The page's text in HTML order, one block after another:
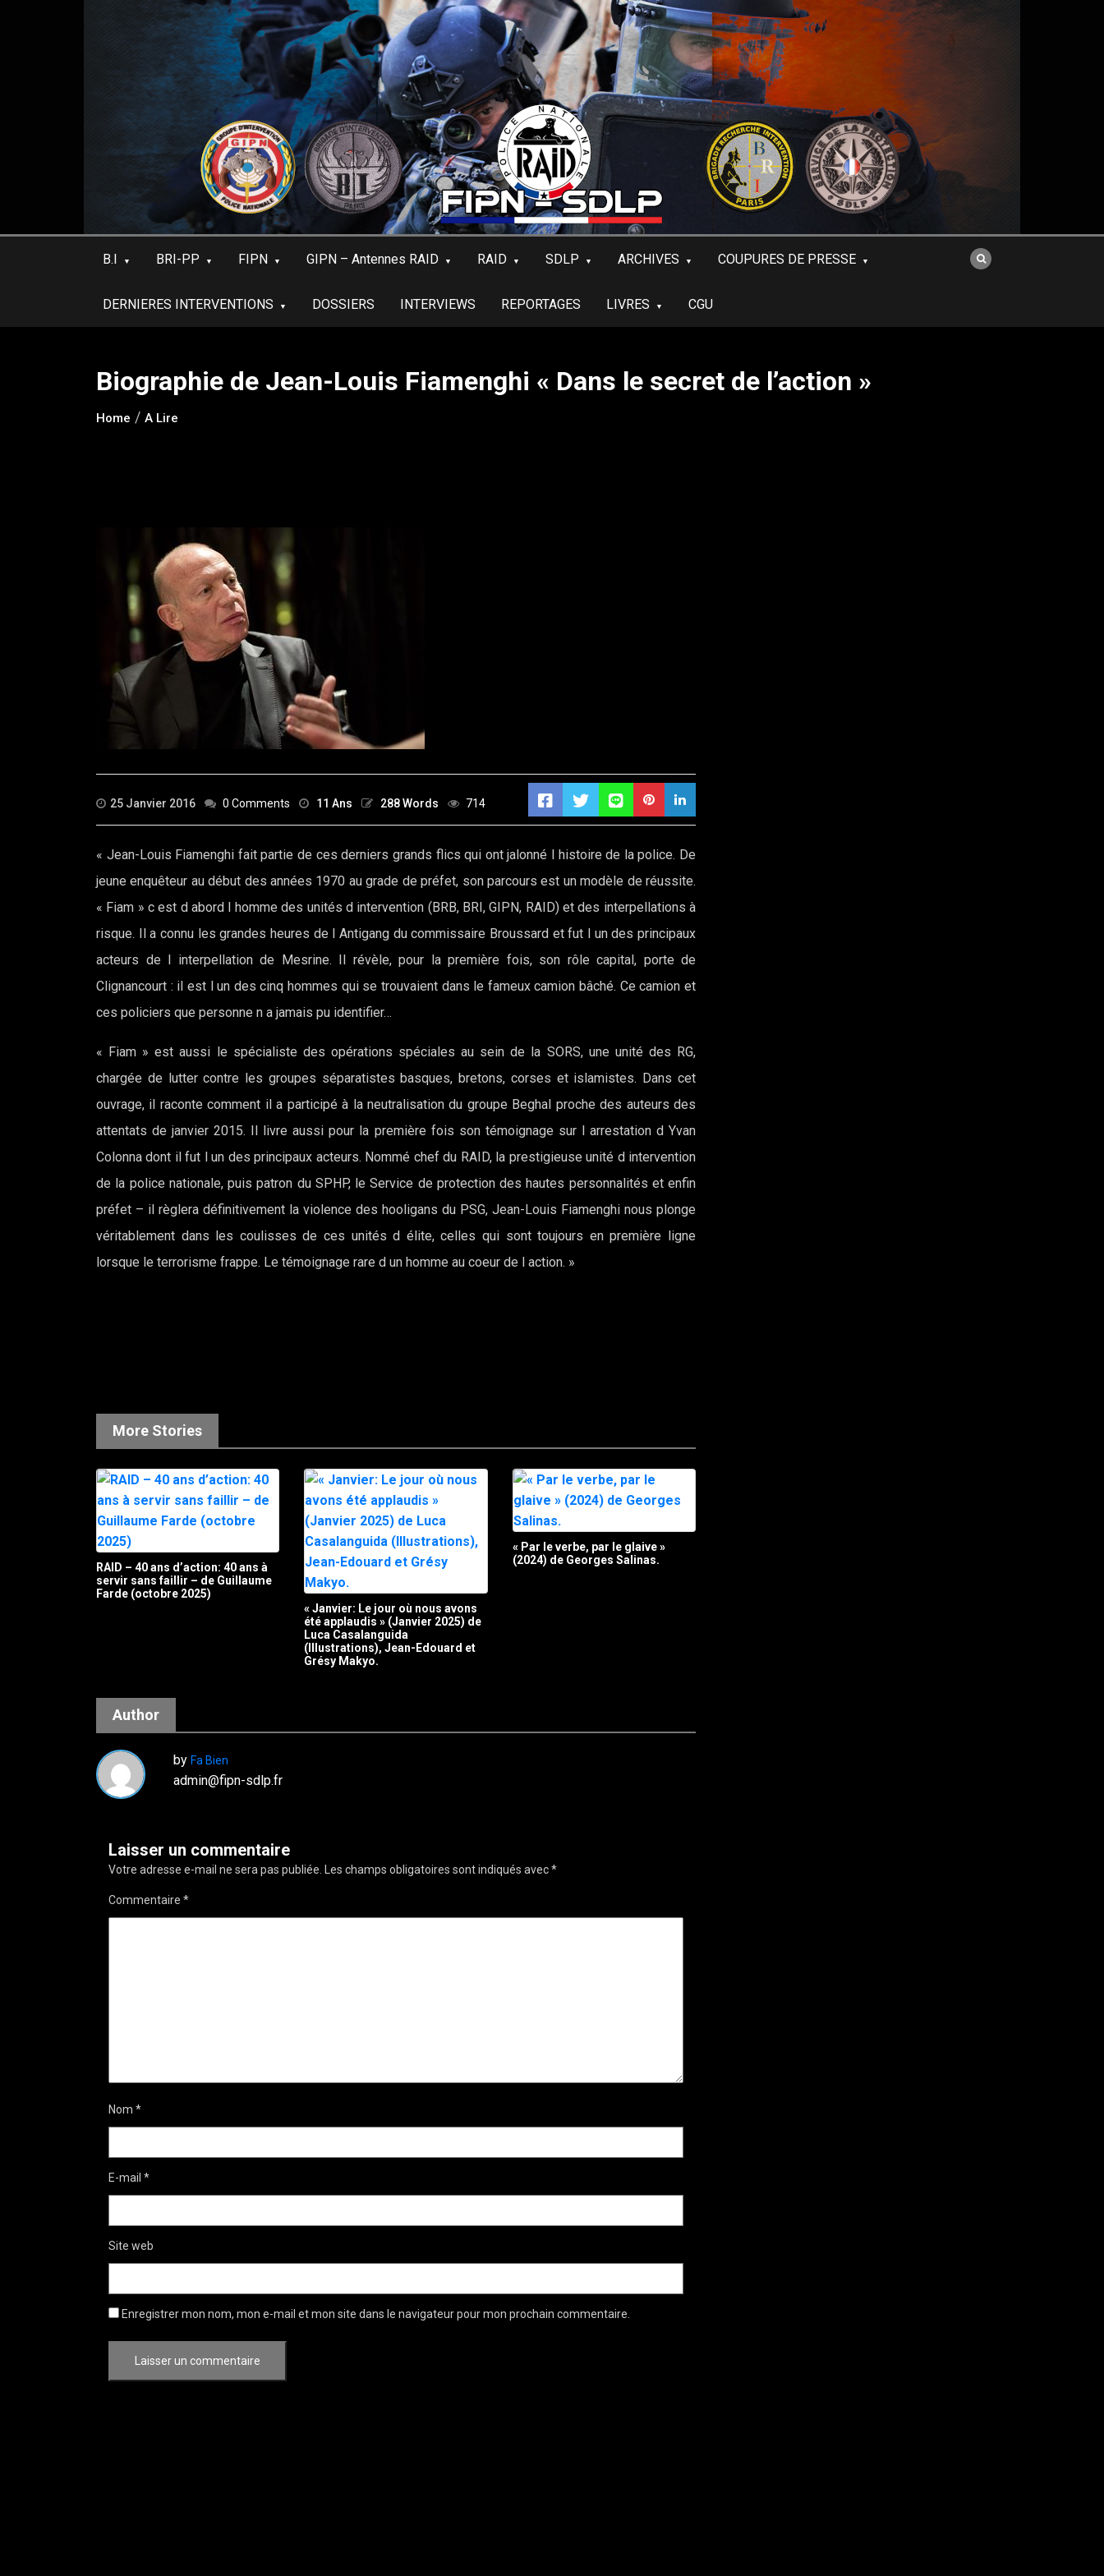
B.I BRI-PP FIPN GIPN – Antennes RAID RAID SDLP ARCHIVES COUPURES DE PRESSE
DERNIERES INTERVENTIONS DOSSIERS INTERVIEWS REPORTAGES LIVRES CGU
Biographie de Jean-Louis Fiamenghi « Dans le secret de l’action »
Home A Lire
25 Janvier 2016 0 Comments 11 Ans 288 Words 714
« Jean-Louis Fiamenghi fait partie de ces derniers grands flics qui ont jalonné l histoire de la police. De
jeune enquêteur au début des années 1970 au grade de préfet, son parcours est un modèle de réussite.
« Fiam » c est d abord l homme des unités d intervention (BRB, BRI, GIPN, RAID) et des interpellations à
risque. Il a connu les grandes heures de l Antigang du commissaire Broussard et fut l un des principaux
acteurs de l interpellation de Mesrine. Il révèle, pour la première fois, son rôle capital, porte de
Clignancourt : il est l un des cinq hommes qui se trouvaient dans le fameux camion bâché. Ce camion et
ces policiers que personne n a jamais pu identifier…
« Fiam » est aussi le spécialiste des opérations spéciales au sein de la SORS, une unité des RG,
chargée de lutter contre les groupes séparatistes basques, bretons, corses et islamistes. Dans cet
ouvrage, il raconte comment il a participé à la neutralisation du groupe Beghal proche des auteurs des
attentats de janvier 2015. Il livre aussi pour la première fois son témoignage sur l arrestation d Yvan
Colonna dont il fut l un des principaux acteurs. Nommé chef du RAID, la prestigieuse unité d intervention
de la police nationale, puis patron du SPHP, le Service de protection des hautes personnalités et enfin
préfet – il règlera définitivement la violence des hooligans du PSG, Jean-Louis Fiamenghi nous plonge
véritablement dans les coulisses de ces unités d élite, celles qui sont toujours en première ligne
lorsque le terrorisme frappe. Le témoignage rare d un homme au coeur de l action. »
More Stories
RAID – 40 ans d’action: 40 ans à
servir sans faillir – de Guillaume
Farde (octobre 2025)
« Janvier: Le jour où nous avons
été applaudis » (Janvier 2025) de
Luca Casalanguida
(Illustrations), Jean-Edouard et
Grésy Makyo.
« Par le verbe, par le glaive »
(2024) de Georges Salinas.
Author
by Fa Bien
admin@fipn-sdlp.fr
Laisser un commentaire
Votre adresse e-mail ne sera pas publiée. Les champs obligatoires sont indiqués avec*
Commentaire *
Nom *
E-mail *
Site web
Enregistrer mon nom, mon e-mail et mon site dans le navigateur pour mon prochain commentaire.